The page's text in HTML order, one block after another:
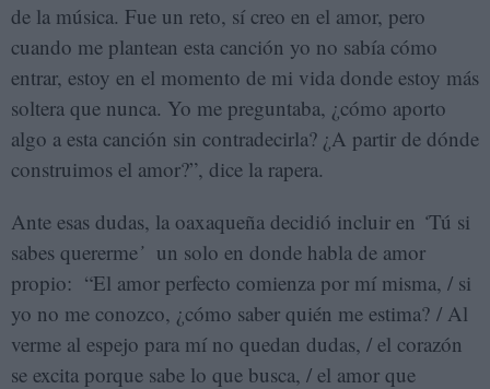
de la música. Fue un reto, sí creo en el amor, pero
cuando me plantean esta canción yo no sabía cómo
entrar, estoy en el momento de mi vida donde estoy más
soltera que nunca. Yo me preguntaba, ¿cómo aporto
algo a esta canción sin contradecirla? ¿A partir de dónde
construimos el amor?”, dice la rapera.
Ante esas dudas, la oaxaqueña decidió incluir en ‘Tú si
sabes quererme’ un solo en donde habla de amor
propio: “El amor perfecto comienza por mí misma, / si
yo no me conozco, ¿cómo saber quién me estima? / Al
verme al espejo para mí no quedan dudas, / el corazón
se excita porque sabe lo que busca, / el amor que